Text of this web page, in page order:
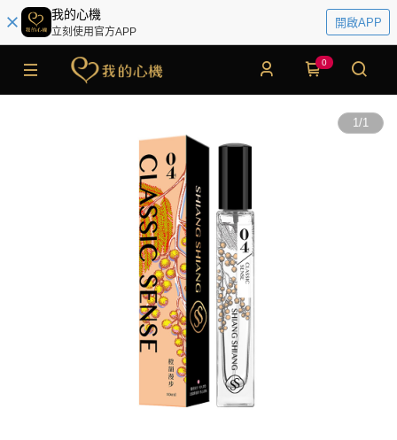
我的心機
立刻使用官方APP
開啟APP
0
1/1